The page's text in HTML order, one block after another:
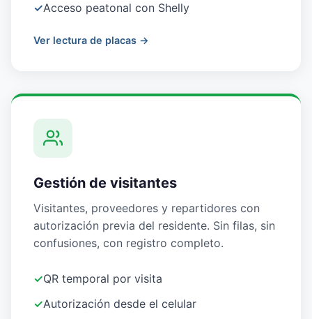
✓Acceso peatonal con Shelly
Ver lectura de placas →
Gestión de visitantes
Visitantes, proveedores y repartidores con
autorización previa del residente. Sin filas, sin
confusiones, con registro completo.
✓QR temporal por visita
✓Autorización desde el celular